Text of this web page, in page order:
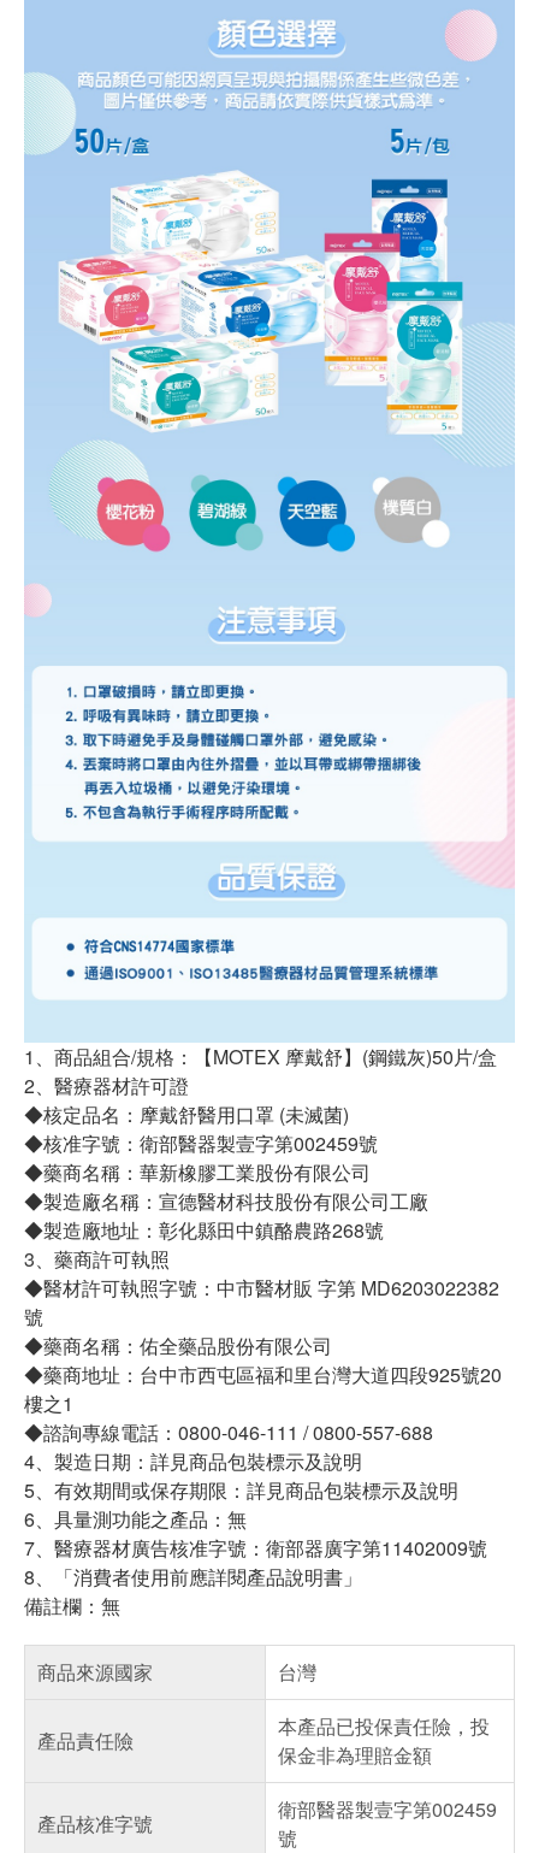
1、商品組合/規格：【MOTEX 摩戴舒】(鋼鐵灰)50片/盒
2、醫療器材許可證
◆核定品名：摩戴舒醫用口罩 (未滅菌)
◆核准字號：衛部醫器製壹字第002459號
◆藥商名稱：華新橡膠工業股份有限公司
◆製造廠名稱：宣德醫材科技股份有限公司工廠
◆製造廠地址：彰化縣田中鎮酪農路268號
3、藥商許可執照
◆醫材許可執照字號：中市醫材販 字第 MD6203022382
號
◆藥商名稱：佑全藥品股份有限公司
◆藥商地址：台中市西屯區福和里台灣大道四段925號20
樓之1
◆諮詢專線電話：0800-046-111 / 0800-557-688
4、製造日期：詳見商品包裝標示及說明
5、有效期間或保存期限：詳見商品包裝標示及說明
6、具量測功能之產品：無
7、醫療器材廣告核准字號：衛部器廣字第11402009號
8、「消費者使用前應詳閱產品說明書」
備註欄：無
商品來源國家 台灣
產品責任險
本產品已投保責任險，投
保金非為理賠金額
產品核准字號
衛部醫器製壹字第002459
號